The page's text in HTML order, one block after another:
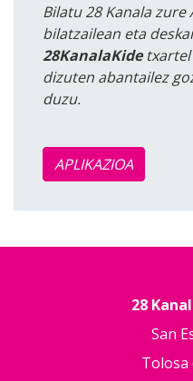
Bilatu 28 Kanala
bilatzailean eta
28KanalaKidetxartel
dizuten abantailez
duzu.
APLIKAZIOA
28
San
Tolosa